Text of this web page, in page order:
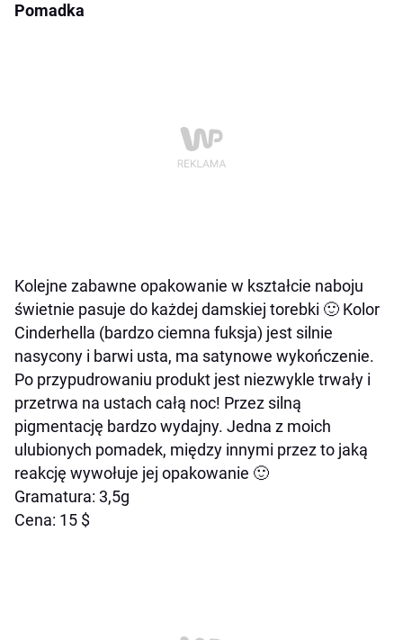
Pomadka
Kolejne zabawne opakowanie w kształcie naboju
świetnie pasuje do każdej damskiej torebki 🙂 Kolor
Cinderhella (bardzo ciemna fuksja) jest silnie
nasycony i barwi usta, ma satynowe wykończenie.
Po przypudrowaniu produkt jest niezwykle trwały i
przetrwa na ustach całą noc! Przez silną
pigmentację bardzo wydajny. Jedna z moich
ulubionych pomadek, między innymi przez to jaką
reakcję wywołuje jej opakowanie 🙂
Gramatura: 3,5g
Cena: 15 $